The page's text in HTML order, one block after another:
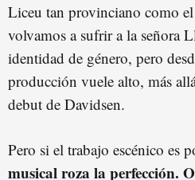
Liceu tan provinciano como
volvamos a sufrir a la señora
identidad de género, pero
producción vuele alto, más
debut de Davidsen.
Pero si el trabajo escénico es
musical roza la perfección.